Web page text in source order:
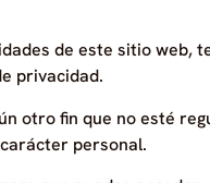
de este sitio web,
privacidad.
otro fin que no esté
personal.